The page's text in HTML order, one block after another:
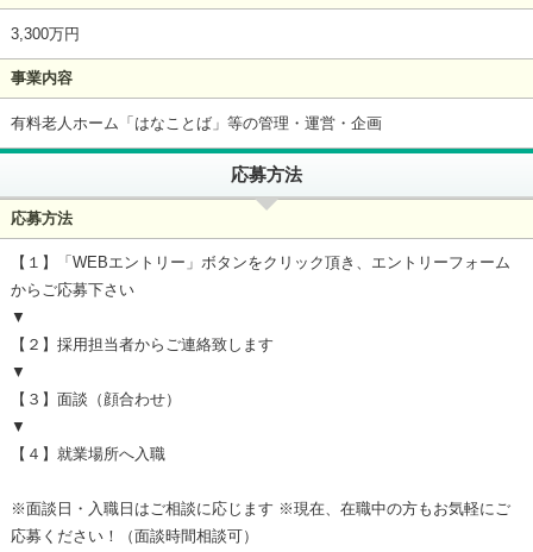
3,300万円
事業内容
有料老人ホーム「はなことば」等の管理・運営・企画
応募方法
応募方法
【１】「WEBエントリー」ボタンをクリック頂き、エントリーフォーム
からご応募下さい
▼
【２】採用担当者からご連絡致します
▼
【３】面談（顔合わせ）
▼
【４】就業場所へ入職
※面談日・入職日はご相談に応じます ※現在、在職中の方もお気軽にご
応募ください！（面談時間相談可）